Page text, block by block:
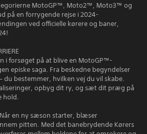
MotoGP™, Moto2™, Moto3™ og
på en forrygende rejse i 2024-
ved officielle kørere og baner,
i forsøget på at blive en MotoGP™-
episke saga. Fra beskedne begyndelser
bestemmer, hvilken vej du vil skabe.
opbyg dit ry, og sæt dit præg på
hold.
en ny sæson starter, blæser
pitten. Med det banebrydende Kørers